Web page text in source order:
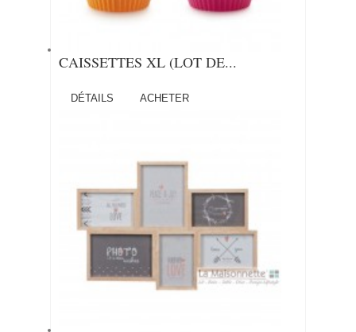
CAISSETTES XL (LOT DE...
DÉTAILS ACHETER